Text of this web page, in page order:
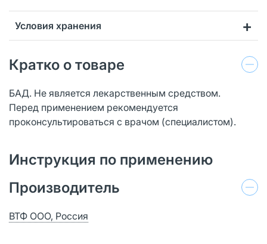
Условия хранения
Кратко о товаре
БАД. Не является лекарственным средством.
Перед применением рекомендуется
проконсультироваться с врачом (специалистом).
Инструкция по применению
Производитель
ВТФ ООО, Россия